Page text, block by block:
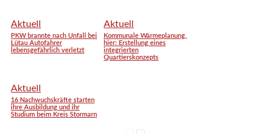
Aktuell
PKW brannte nach Unfall bei
Lütau Autofahrer
lebensgefährlich verletzt
Aktuell
Kommunale Wärmeplanung,
hier: Erstellung eines
integrierten
Quartierskonzepts
Aktuell
16 Nachwuchskräfte starten
ihre Ausbildung und ihr
Studium beim Kreis Stormarn